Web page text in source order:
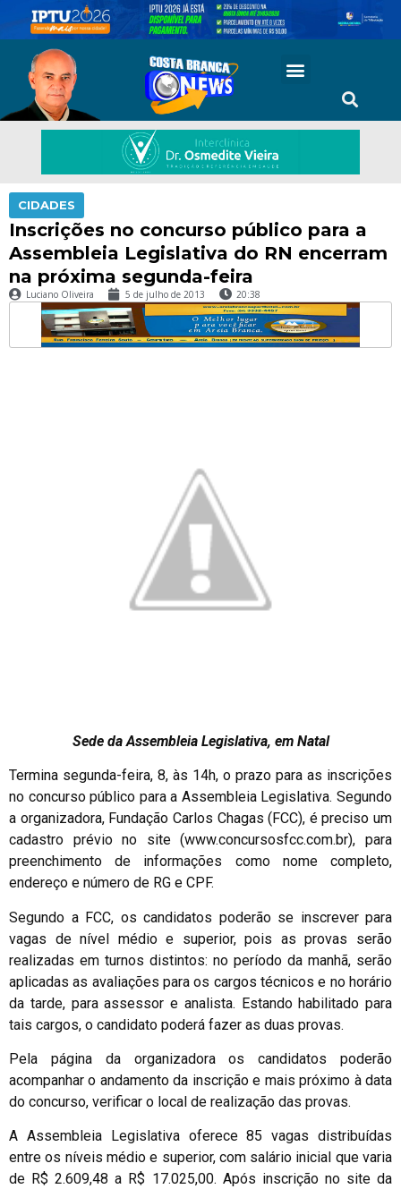
CIDADES
Inscrições no concurso público para a
Assembleia Legislativa do RN encerram
na próxima segunda-feira
Luciano Oliveira 5 de julho de 2013 20:38
Sede da Assembleia Legislativa, em Natal
Termina segunda-feira, 8, às 14h, o prazo para as inscrições
no concurso público para a Assembleia Legislativa. Segundo
a organizadora, Fundação Carlos Chagas (FCC), é preciso um
cadastro prévio no site (www.concursosfcc.com.br), para
preenchimento de informações como nome completo,
endereço e número de RG e CPF.
Segundo a FCC, os candidatos poderão se inscrever para
vagas de nível médio e superior, pois as provas serão
realizadas em turnos distintos: no período da manhã, serão
aplicadas as avaliações para os cargos técnicos e no horário
da tarde, para assessor e analista. Estando habilitado para
tais cargos, o candidato poderá fazer as duas provas.
Pela página da organizadora os candidatos poderão
acompanhar o andamento da inscrição e mais próximo à data
do concurso, verificar o local de realização das provas.
A Assembleia Legislativa oferece 85 vagas distribuídas
entre os níveis médio e superior, com salário inicial que varia
de R$ 2.609,48 a R$ 17.025,00. Após inscrição no site da